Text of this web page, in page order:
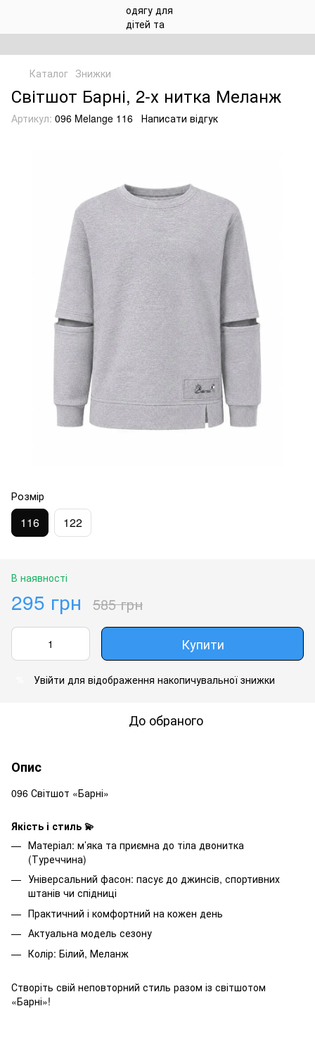
Каталог Знижки
Світшот Барні, 2-х нитка Меланж
Артикул: 096 Melange 116 Написати відгук
Розмір
116 122
В наявності
295 грн 585 грн
Купити
Увійти для відображення накопичувальної знижки
До обраного
Опис
096 Світшот «Барні»
Якість і стиль 💫
Матеріал: м’яка та приємна до тіла двонитка
(Туреччина)
Універсальний фасон: пасує до джинсів, спортивних
штанів чи спідниці
Практичний і комфортний на кожен день
Актуальна модель сезону
Колір: Білий, Меланж
Створіть свій неповторний стиль разом із світшотом
«Барні»!